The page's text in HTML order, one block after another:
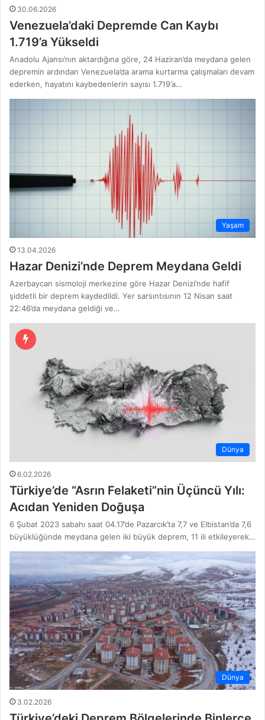
30.06.2026
Venezuela’daki Depremde Can Kaybı
1.719’a Yükseldi
Anadolu Ajansı’nın aktardığına göre, 24 Haziran’da meydana gelen
depremin ardından Venezuela’da arama kurtarma çalışmaları devam
ederken, hayatını kaybedenlerin sayısı 1.719’а…
Yaşam
13.04.2026
Hazar Denizi’nde Deprem Meydana Geldi
Azerbaycan sismoloji merkezine göre Hazar Denizi’nde hafif
şiddetli bir deprem kaydedildi. Yer sarsıntısının 12 Nisan saat
22:46’da meydana geldiği ve…
Dünya
6.02.2026
Türkiye’de “Asrın Felaketi”nin Üçüncü Yılı:
Acıdan Yeniden Doğuşa
6 Şubat 2023 sabahı saat 04.17’de Pazarcık’ta 7,7 ve Elbistan’da 7,6
büyüklüğünde meydana gelen iki büyük deprem, 11 ili etkileyerek…
Dünya
3.02.2026